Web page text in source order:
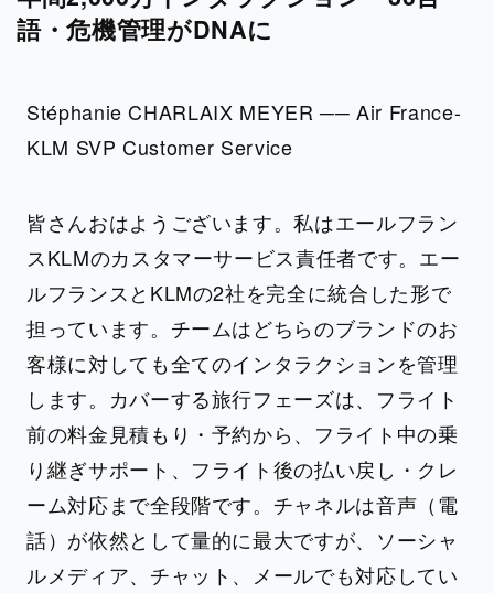
語・危機管理がDNAに
Stéphanie CHARLAIX MEYER ── Air France-
KLM SVP Customer Service
皆さんおはようございます。私はエールフラン
スKLMのカスタマーサービス責任者です。エー
ルフランスとKLMの2社を完全に統合した形で
担っています。チームはどちらのブランドのお
客様に対しても全てのインタラクションを管理
します。カバーする旅行フェーズは、フライト
前の料金見積もり・予約から、フライト中の乗
り継ぎサポート、フライト後の払い戻し・クレ
ーム対応まで全段階です。チャネルは音声（電
話）が依然として量的に最大ですが、ソーシャ
ルメディア、チャット、メールでも対応してい